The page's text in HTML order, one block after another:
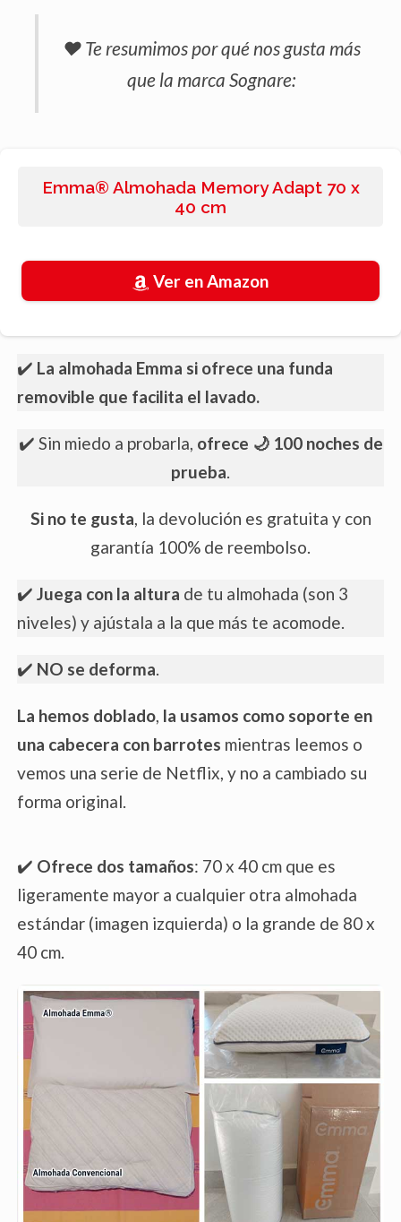
❤️ Te resumimos por qué nos gusta más
que la marca Sognare:
Emma® Almohada Memory Adapt 70 x
40 cm
Ver en Amazon
✔️ La almohada Emma si ofrece una funda
removible que facilita el lavado.
✔️ Sin miedo a probarla, ofrece 🌙 100 noches de
prueba.
Si no te gusta, la devolución es gratuita y con
garantía 100% de reembolso.
✔️ Juega con la altura de tu almohada (son 3
niveles) y ajústala a la que más te acomode.
✔️ NO se deforma.
La hemos doblado, la usamos como soporte en
una cabecera con barrotes mientras leemos o
vemos una serie de Netflix, y no a cambiado su
forma original.
✔️ Ofrece dos tamaños: 70 x 40 cm que es
ligeramente mayor a cualquier otra almohada
estándar (imagen izquierda) o la grande de 80 x
40 cm.